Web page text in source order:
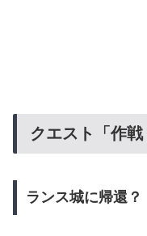
クエスト「作戦
ランス城に帰還？